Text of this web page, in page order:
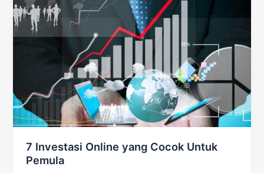
7 Investasi Online yang Cocok Untuk
Pemula